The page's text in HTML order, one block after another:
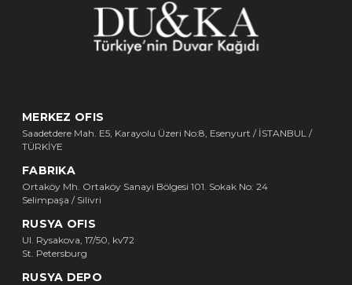
MERKEZ OFIS
Saadetdere Mah. E5, Karayolu Üzeri No:8, Esenyurt / İSTANBUL /
TÜRKİYE
FABRIKA
Ortaköy Mh. Ortaköy Sanayi Bölgesi 101. Sokak No: 24
Selimpaşa / Silivri
RUSYA OFIS
Ul. Rysakova, 17/50, kv72
St. Petersburg
RUSYA DEPO